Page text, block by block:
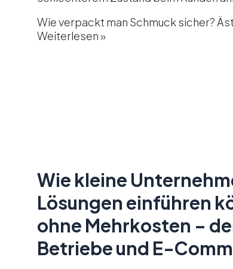
Wie verpackt man Schmuck sicher?
Weiterlesen »
Wie kleine
Lösungen einführen
ohne Mehrkosten –
Betriebe und E-